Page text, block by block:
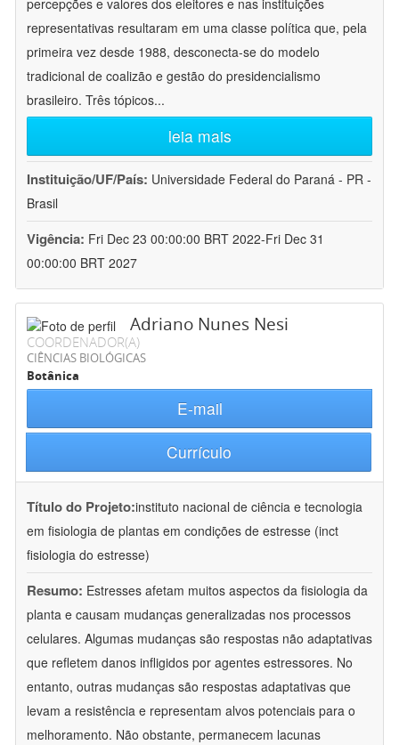
percepções e valores dos eleitores e nas instituições
representativas resultaram em uma classe política que, pela
primeira vez desde 1988, desconecta-se do modelo
tradicional de coalizão e gestão do presidencialismo
brasileiro. Três tópicos...
leia mais
Instituição/UF/País: Universidade Federal do Paraná - PR -
Brasil
Vigência: Fri Dec 23 00:00:00 BRT 2022-Fri Dec 31
00:00:00 BRT 2027
Adriano Nunes Nesi
COORDENADOR(A)
CIÊNCIAS BIOLÓGICAS
Botânica
E-mail
Currículo
Título do Projeto:instituto nacional de ciência e tecnologia
em fisiologia de plantas em condições de estresse (inct
fisiologia do estresse)
Resumo: Estresses afetam muitos aspectos da fisiologia da
planta e causam mudanças generalizadas nos processos
celulares. Algumas mudanças são respostas não adaptativas
que refletem danos infligidos por agentes estressores. No
entanto, outras mudanças são respostas adaptativas que
levam a resistência e representam alvos potenciais para o
melhoramento. Não obstante, permanecem lacunas